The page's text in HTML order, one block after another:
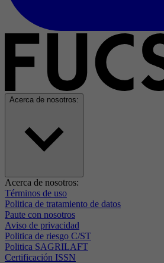
Acerca de nosotros:
Acerca de nosotros:
Términos de uso
Politica de tratamiento de datos
Paute con nosotros
Aviso de privacidad
Politica de riesgo C/ST
Politica SAGRILAFT
Certificación ISSN